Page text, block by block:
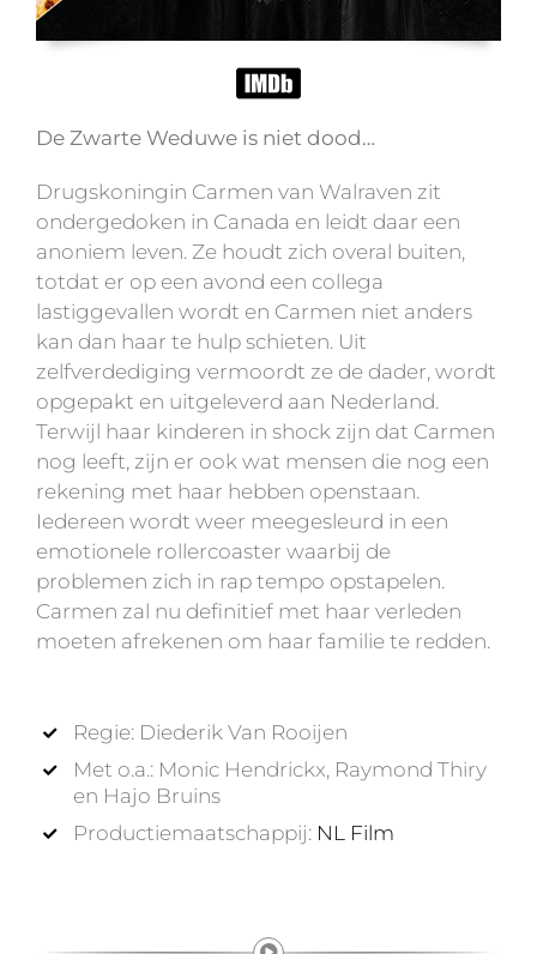
De Zwarte Weduwe is niet dood…
Drugskoningin Carmen van Walraven zit
ondergedoken in Canada en leidt daar een
anoniem leven. Ze houdt zich overal buiten,
totdat er op een avond een collega
lastiggevallen wordt en Carmen niet anders
kan dan haar te hulp schieten. Uit
zelfverdediging vermoordt ze de dader, wordt
opgepakt en uitgeleverd aan Nederland.
Terwijl haar kinderen in shock zijn dat Carmen
nog leeft, zijn er ook wat mensen die nog een
rekening met haar hebben openstaan.
Iedereen wordt weer meegesleurd in een
emotionele rollercoaster waarbij de
problemen zich in rap tempo opstapelen.
Carmen zal nu definitief met haar verleden
moeten afrekenen om haar familie te redden.
Regie: Diederik Van Rooijen
Met o.a.: Monic Hendrickx, Raymond Thiry
en Hajo Bruins
Productiemaatschappij: NL Film